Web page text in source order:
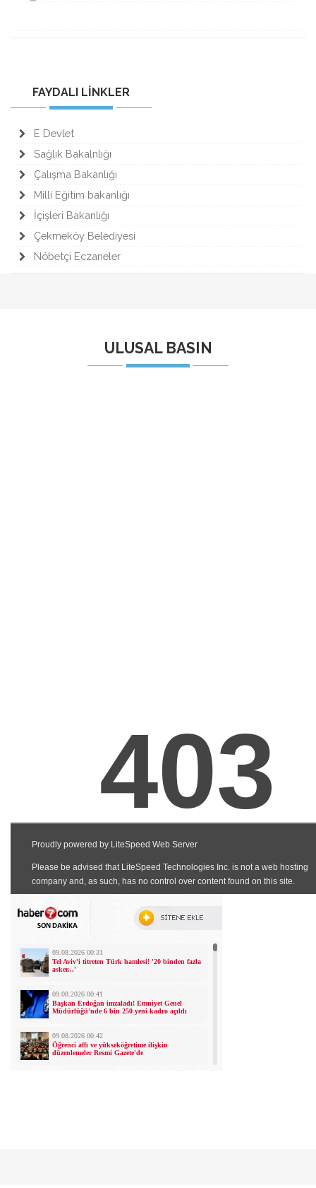
FAYDALI LİNKLER
E Devlet
Sağlık Bakalnlığı
Çalışma Bakanlığı
Milli Eğitim bakanlığı
İçişleri Bakanlığı
Çekmeköy Belediyesi
Nöbetçi Eczaneler
ULUSAL BASIN